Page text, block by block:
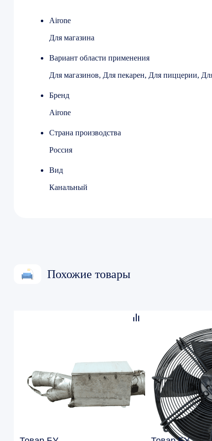
Модель ВК 315L
Airone
Для магазина
Вариант области применения
Для магазинов, Для пекарен, Для пиццерии,
Бренд
Airone
Страна производства
Россия
Вид
Канальный
Похожие товары